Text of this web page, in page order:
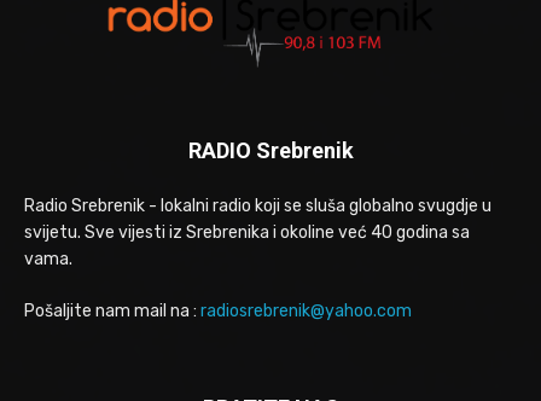
RADIO Srebrenik
Radio Srebrenik - lokalni radio koji se sluša globalno svugdje u
svijetu. Sve vijesti iz Srebrenika i okoline već 40 godina sa
vama.
Pošaljite nam mail na : radiosrebrenik@yahoo.com